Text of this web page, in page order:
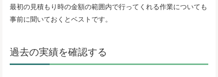
最初の見積もり時の金額の範囲内で行ってくれる作業についても
事前に聞いておくとベストです。
過去の実績を確認する